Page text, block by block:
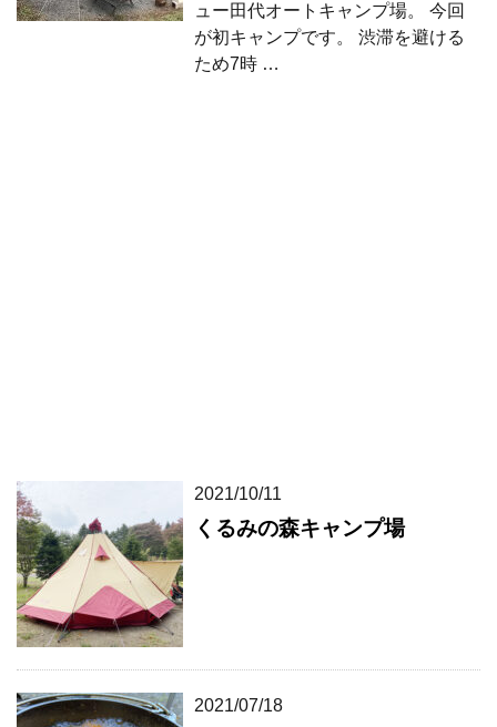
ュー田代オートキャンプ場。 今回
が初キャンプです。 渋滞を避ける
ため7時 …
2021/10/11
くるみの森キャンプ場
2021/07/18